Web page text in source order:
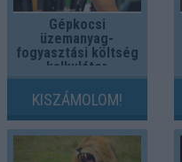
Gépkocsi
üzemanyag-
fogyasztási költség
kalkulátor
KISZÁMOLOM!